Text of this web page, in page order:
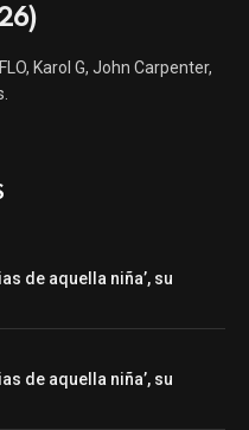
Karol G, John Carpenter,
de aquella niña’, su
de aquella niña’, su